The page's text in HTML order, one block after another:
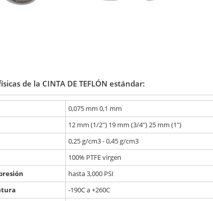
de la CINTA DE TEFLÓN estándar:
0,075 mm 0,1 mm
12 mm (1/2") 19 mm (3/4") 25 mm (1")
0,25 g/cm3 - 0,45 g/cm3
100% PTFE virgen
hasta 3,000 PSI
-190C a +260C